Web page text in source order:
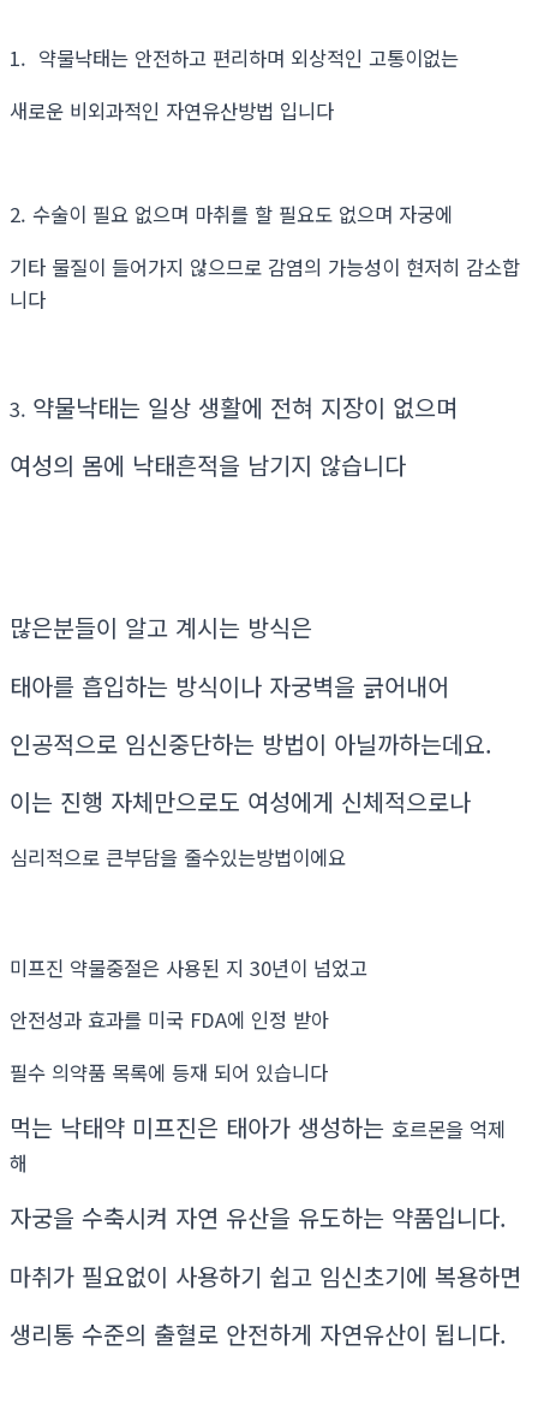
1. 약물낙태는 안전하고 편리하며 외상적인 고통이없는
새로운 비외과적인 자연유산방법 입니다
2. 수술이 필요 없으며 마취를 할 필요도 없으며 자궁에
기타 물질이 들어가지 않으므로 감염의 가능성이 현저히 감소합
니다
3. 약물낙태는 일상 생활에 전혀 지장이 없으며
여성의 몸에 낙태흔적을 남기지 않습니다
많은분들이 알고 계시는 방식은
태아를 흡입하는 방식이나 자궁벽을 긁어내어
인공적으로 임신중단하는 방법이 아닐까하는데요.
이는 진행 자체만으로도 여성에게 신체적으로나
심리적으로 큰부담을 줄수있는방법이에요
미프진 약물중절은 사용된 지 30년이 넘었고
안전성과 효과를 미국 FDA에 인정 받아
필수 의약품 목록에 등재 되어 있습니다
먹는 낙태약 미프진은 태아가 생성하는 호르몬을 억제
해
자궁을 수축시켜 자연 유산을 유도하는 약품입니다.
마취가 필요없이 사용하기 쉽고 임신초기에 복용하면
생리통 수준의 출혈로 안전하게 자연유산이 됩니다.